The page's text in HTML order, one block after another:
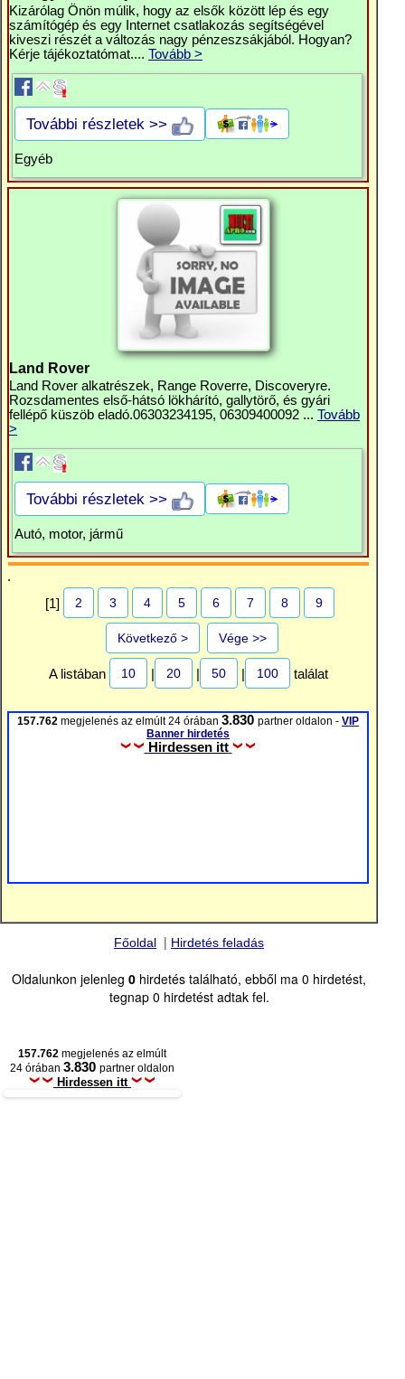
Kizárólag Önön múlik, hogy az elsők között lép és egy
számítógép és egy Internet csatlakozás segítségével
kiveszi részét a változás nagy pénzeszsákjából. Hogyan?
Kérje tájékoztatómat.... Tovább >
További részletek >>
Egyéb
Land Rover
Land Rover alkatrészek, Range Roverre, Discoveryre.
Rozsdamentes első-hátsó lökhárító, gallytörő, és gyári
fellépő küszöb eladó.06303234195, 06309400092 ... Tovább
>
További részletek >>
Autó, motor, jármű
.
[1]
2 3 4 5 6 7 8 9
Következő > Vége >>
A listában 10 20 50 100 találat
157.762 megjelenés az elmúlt 24 órában 3.830 partner oldalon - VIP
Banner hirdetés
Hirdessen itt
Főoldal | Hirdetés feladás
Oldalunkon jelenleg 0 hirdetés található, ebből ma 0 hirdetést,
tegnap 0 hirdetést adtak fel.
157.762 megjelenés az elmúlt
24 órában 3.830 partner oldalon
Hirdessen itt